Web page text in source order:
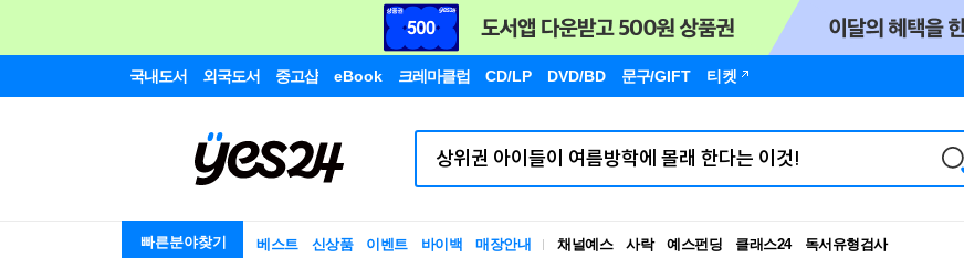
국내도서 외국도서 중고샵 eBook 크레마클럽 CD/LP DVD/BD 문구/GIFT 티켓
빠른분야찾기 베스트 신상품 이벤트 바이백 매장안내 채널예스 사락 예스펀딩 클래스24
RBTI Lab